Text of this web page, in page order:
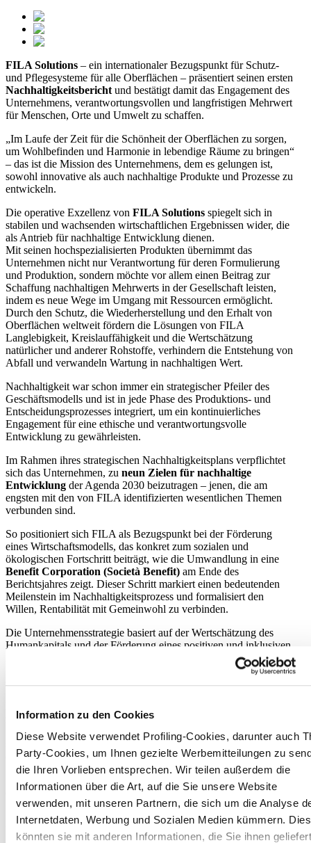
Information zu den Cookies
Diese Website verwendet Profiling-Cookies, darunter auch
Party-Cookies, um Ihnen gezielte Werbemitteilungen zu
die Ihren Vorlieben entsprechen. Wir teilen außerdem die
Informationen über die Art, auf die Sie unsere Website
verwenden, mit unseren Partnern, die sich um die Analyse
Internetdaten, Werbung und Sozialen Medien kümmern.
könnten sie mit anderen Informationen, die Sie ihnen geliefert
FILA Solutions – ein internationaler Bezugspunkt für Schutz-
und Pflegesysteme für alle Oberflächen – präsentiert seinen ersten
Nachhaltigkeitsbericht und bestätigt damit das Engagement des
Unternehmens, verantwortungsvollen und langfristigen Mehrwert
für Menschen, Orte und Umwelt zu schaffen.
„Im Laufe der Zeit für die Schönheit der Oberflächen zu sorgen,
um Wohlbefinden und Harmonie in lebendige Räume zu bringen“
– das ist die Mission des Unternehmens, dem es gelungen ist,
sowohl innovative als auch nachhaltige Produkte und Prozesse zu
entwickeln.
Die operative Exzellenz von FILA Solutions spiegelt sich in
stabilen und wachsenden wirtschaftlichen Ergebnissen wider, die
als Antrieb für nachhaltige Entwicklung dienen.
Mit seinen hochspezialisierten Produkten übernimmt das
Unternehmen nicht nur Verantwortung für deren Formulierung
und Produktion, sondern möchte vor allem einen Beitrag zur
Schaffung nachhaltigen Mehrwerts in der Gesellschaft leisten,
indem es neue Wege im Umgang mit Ressourcen ermöglicht.
Durch den Schutz, die Wiederherstellung und den Erhalt von
Oberflächen weltweit fördern die Lösungen von FILA
Langlebigkeit, Kreislauffähigkeit und die Wertschätzung
natürlicher und anderer Rohstoffe, verhindern die Entstehung von
Abfall und verwandeln Wartung in nachhaltigen Wert.
Nachhaltigkeit war schon immer ein strategischer Pfeiler des
Geschäftsmodells und ist in jede Phase des Produktions- und
Entscheidungsprozesses integriert, um ein kontinuierliches
Engagement für eine ethische und verantwortungsvolle
Entwicklung zu gewährleisten.
Im Rahmen ihres strategischen Nachhaltigkeitsplans verpflichtet
sich das Unternehmen, zu neun Zielen für nachhaltige
Entwicklung der Agenda 2030 beizutragen – jenen, die am
engsten mit den von FILA identifizierten wesentlichen Themen
verbunden sind.
So positioniert sich FILA als Bezugspunkt bei der Förderung
eines Wirtschaftsmodells, das konkret zum sozialen und
ökologischen Fortschritt beiträgt, wie die Umwandlung in eine
Benefit Corporation (Società Benefit) am Ende des
Berichtsjahres zeigt. Dieser Schritt markiert einen bedeutenden
Meilenstein im Nachhaltigkeitsprozess und formalisiert den
Willen, Rentabilität mit Gemeinwohl zu verbinden.
Die Unternehmensstrategie basiert auf der Wertschätzung des
Humankapitals und der Förderung eines positiven und inklusiven
Arbeitsumfelds sowie auf der Verbindung zum Territorium,
gestützt durch Philanthropie und Sponsoring kultureller, sozialer,
sportlicher und wissenschaftlicher Projekte.
zeigt ein Unternehmen, das solide wirtschaftliche Leistungen mit
hoher sozialer und ökologischer Verantwortung verbindet und
sich damit als Marktführer und als Modell für Nachhaltigkeit
etabliert.
Die zukünftigen Herausforderungen konzentrieren sich auf
ehrgeizige Ziele: die Weiterentwicklung integrierter
Managementsysteme, die Stärkung emissionsarmer
Energiepolitiken, die Förderung der Kreislaufwirtschaft in
Verpackung und Produktionsprozessen sowie Investitionen in